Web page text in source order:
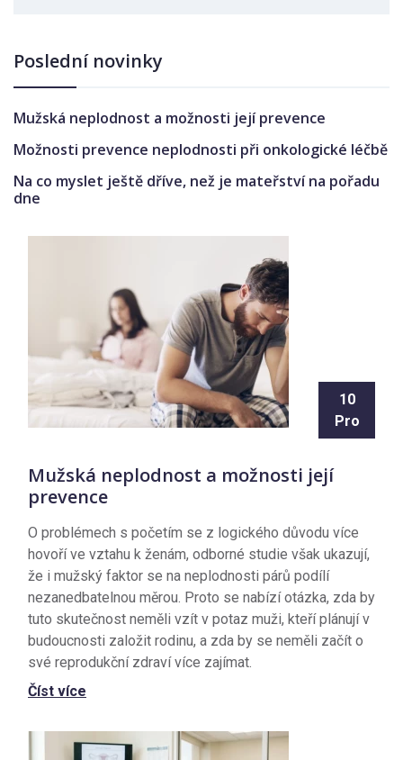
Poslední novinky
Mužská neplodnost a možnosti její prevence
Možnosti prevence neplodnosti při onkologické léčbě
Na co myslet ještě dříve, než je mateřství na pořadu
dne
10
Pro
Mužská neplodnost a možnosti její
prevence
O problémech s početím se z logického důvodu více
hovoří ve vztahu k ženám, odborné studie však ukazují,
že i mužský faktor se na neplodnosti párů podílí
nezanedbatelnou měrou. Proto se nabízí otázka, zda by
tuto skutečnost neměli vzít v potaz muži, kteří plánují v
budoucnosti založit rodinu, a zda by se neměli začít o
své reprodukční zdraví více zajímat.
Číst více